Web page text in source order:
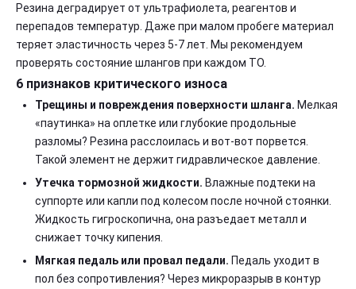
Резина деградирует от ультрафиолета, реагентов и
перепадов температур. Даже при малом пробеге материал
теряет эластичность через 5-7 лет. Мы рекомендуем
проверять состояние шлангов при каждом ТО.
6 признаков критического износа
Трещины и повреждения поверхности шланга. Мелкая
«паутинка» на оплетке или глубокие продольные
разломы? Резина расслоилась и вот-вот порвется.
Такой элемент не держит гидравлическое давление.
Утечка тормозной жидкости. Влажные подтеки на
суппорте или капли под колесом после ночной стоянки.
Жидкость гигроскопична, она разъедает металл и
снижает точку кипения.
Мягкая педаль или провал педали. Педаль уходит в
пол без сопротивления? Через микроразрыв в контур